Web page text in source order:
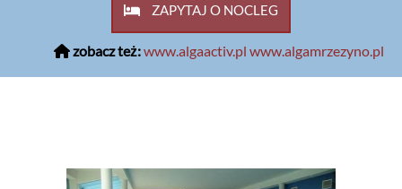
ZAPYTAJ O NOCLEG
zobacz też:www.algaactiv.pl www.algamrzezyno.pl